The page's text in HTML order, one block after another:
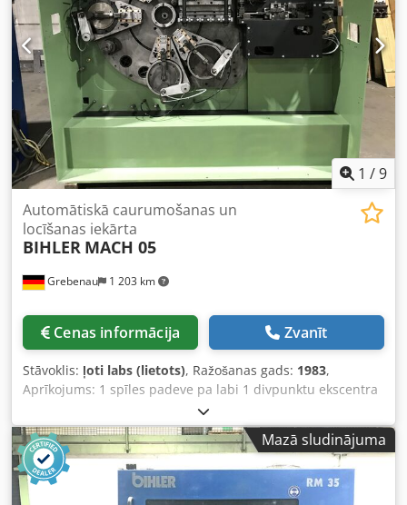
1 /9
Grebenau 1 203 km
Automātiskā caurumošanas un
locīšanas iekārta
BIHLER MACH 05
Cenas informācija Zvanīt
Stāvoklis: ļoti labs (lietots), Ražošanas gads: 1983,
Aprīkojums: 1 spīles padeve pa labi 1 divpunktu ekscentra
prese 250 kN 5 slīdes agregāti Darba zona: Stieples
diametrs: 1,5 - 5,0 mm Lentes platums: līdz 50 mm
Padeves garums: līdz 200 mm Jauda: līdz 450 gab./min
Dsdpfxevuzvdo Algokr
Mazā sludinājuma